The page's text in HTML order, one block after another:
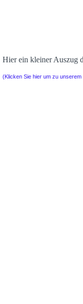
Hier ein kleiner Auszug
(Klicken Sie hier um zu